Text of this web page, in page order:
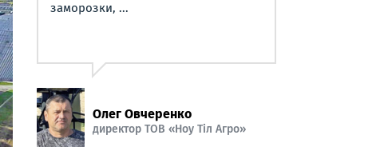
заморозки, ...
Олег Овчеренко
директор ТОВ «Ноу Тіл Агро»